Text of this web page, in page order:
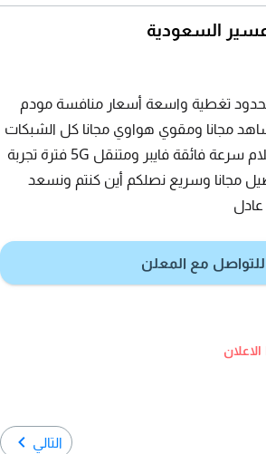
السعودية
محدود تغطية واسعة أسعار منافسة مودم
مجانا ومقوي هواوي مجانا كل الشبكات
زين وموبايلي وسوا وسلام سرعة فائقة فايبر ومتنقل 5G فترة تجربة
مجانا وسريع نصلكم أين كنتم ونسعد
للتواصل مع المعلن
التالي